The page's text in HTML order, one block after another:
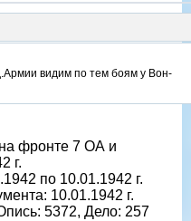
видим по тем боям у Вон-
фронте 7 ОА и
г.
по 10.01.1942 г.
10.01.1942 г.
5372, Дело: 257